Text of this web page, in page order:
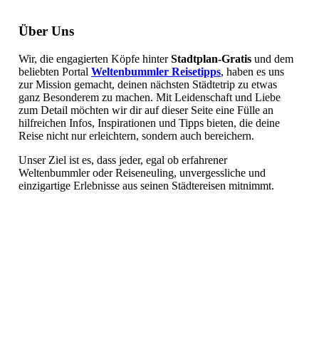
Über Uns
Wir, die engagierten Köpfe hinterStadtplan-Gratisund dem
beliebten Portal Weltenbummler Reisetipps, haben es uns
zur Mission gemacht, deinen nächsten Städtetrip zu etwas
ganz Besonderem zu machen. Mit Leidenschaft und Liebe
zum Detail möchten wir dir auf dieser Seite eine Fülle an
hilfreichen Infos, Inspirationen und Tipps bieten, die deine
Reise nicht nur erleichtern, sondern auch bereichern.
Unser Ziel ist es, dass jeder, egal ob erfahrener
Weltenbummler oder Reiseneuling, unvergessliche und
einzigartige Erlebnisse aus seinen Städtereisen mitnimmt.